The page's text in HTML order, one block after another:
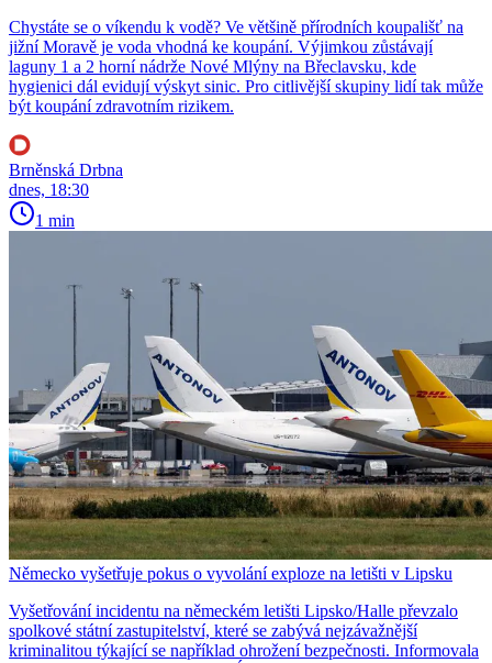
Chystáte se o víkendu k vodě? Ve většině přírodních koupališť na
jižní Moravě je voda vhodná ke koupání. Výjimkou zůstávají
laguny 1 a 2 horní nádrže Nové Mlýny na Břeclavsku, kde
hygienici dál evidují výskyt sinic. Pro citlivější skupiny lidí tak může
být koupání zdravotním rizikem.
Brněnská Drbna
dnes, 18:30
1 min
Německo vyšetřuje pokus o vyvolání exploze na letišti v Lipsku
Vyšetřování incidentu na německém letišti Lipsko/Halle převzalo
spolkové státní zastupitelství, které se zabývá nejzávažnější
kriminalitou týkající se například ohrožení bezpečnosti. Informovala